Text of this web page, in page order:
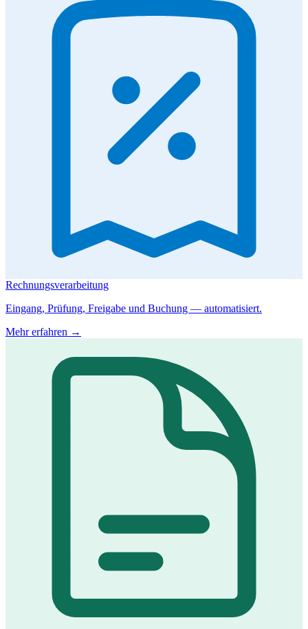
Rechnungsverarbeitung
Eingang, Prüfung, Freigabe und Buchung — automatisiert.
Mehr erfahren →